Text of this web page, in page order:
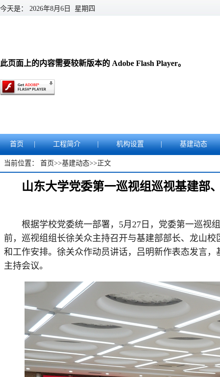
今天是： 2026年8月6日 星期四
此页面上的内容需要较新版本的 Adobe Flash Player。
首页 | 工程简介 | 机构设置 | 基建动态
当前位置： 首页>>基建动态>> 正文
山东大学党委第一巡视组巡视基建部
根据学校党委统一部署，5月27日，党委第一巡视
前，巡视组组长徐关众主持召开与基建部部长、龙山
和工作安排。徐关众作动员讲话，吕明新作表态发言
主持会议。